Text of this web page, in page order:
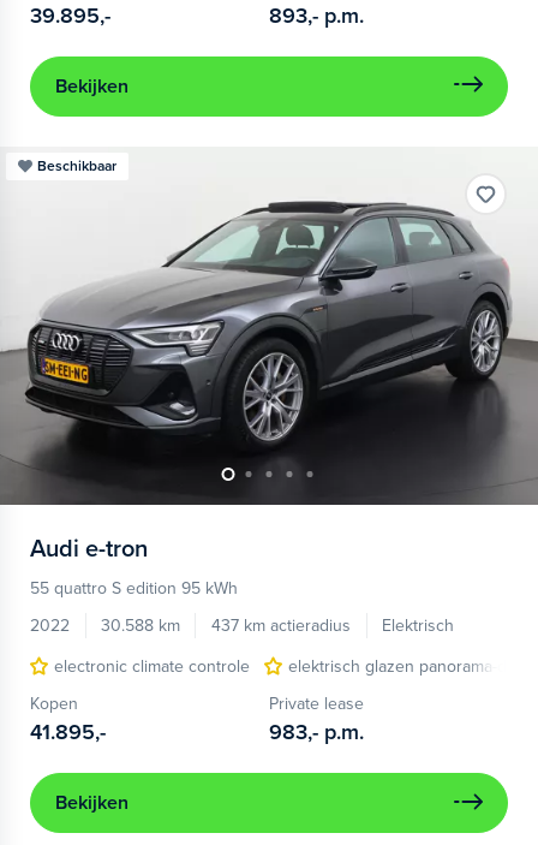
39.895,- 893,- p.m.
Bekijken
Beschikbaar
Audi e-tron
55 quattro S edition 95 kWh
2022
30.588 km 437 km actieradius
Elektrisch
electronic climate controle
elektrisch glazen panorama-dak
Kopen
41.895,-
Private lease
983,- p.m.
Bekijken